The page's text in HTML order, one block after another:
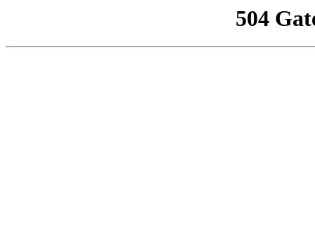
504